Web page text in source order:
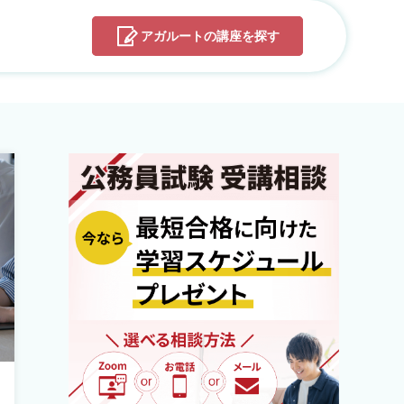
アガルートの講座を探す